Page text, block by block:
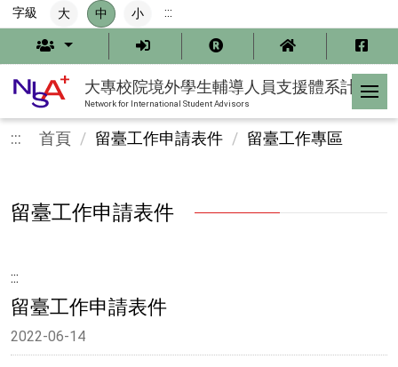
到
要
字級 大 中 小 :::
大專校院境外學生輔導人員支援體系計畫
Network for International Student Advisors
::: 首頁 留臺工作申請表件 留臺工作專區
留臺工作申請表件
:::
留臺工作申請表件
2022-06-14